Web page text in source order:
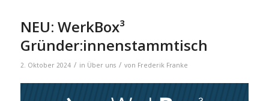
NEU: WerkBox³
Gründer:innenstammtisch
2. Oktober 2024 / in Über uns / von Frederik Franke